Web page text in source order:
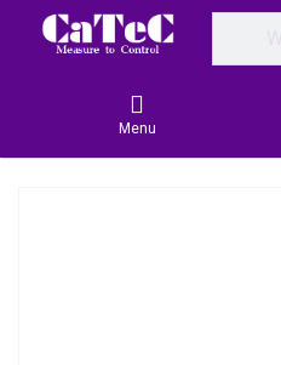
Menu